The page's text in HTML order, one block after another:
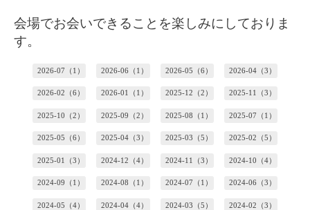
会場でお会いできることを楽しみにしておりま
す。
2026-07（1） 2026-06（1） 2026-05（6） 2026-04（3）
2026-02（6） 2026-01（1） 2025-12（2） 2025-11（3）
2025-10（2） 2025-09（2） 2025-08（1） 2025-07（1）
2025-05（6） 2025-04（3） 2025-03（5） 2025-02（5）
2025-01（3） 2024-12（4） 2024-11（3） 2024-10（4）
2024-09（1） 2024-08（1） 2024-07（1） 2024-06（3）
2024-05（4） 2024-04（4） 2024-03（5） 2024-02（3）